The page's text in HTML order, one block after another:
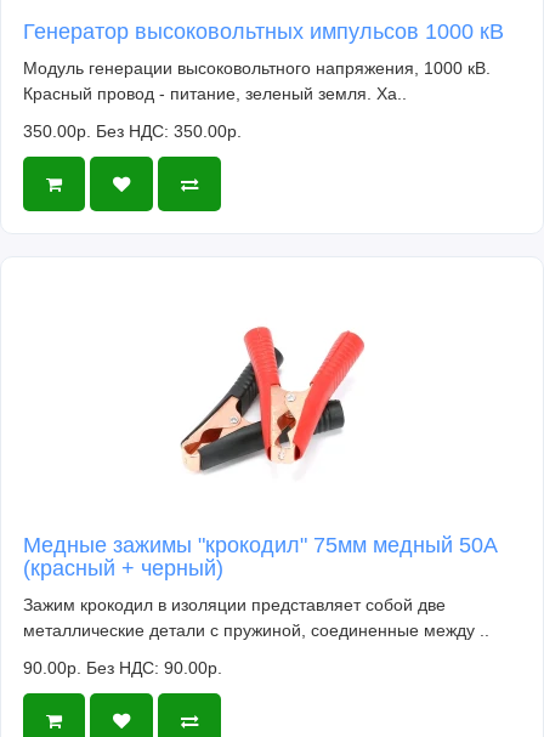
Генератор высоковольтных импульсов 1000 кВ
Модуль генерации высоковольтного напряжения, 1000 кВ.
Красный провод - питание, зеленый земля. Ха..
350.00р. Без НДС: 350.00р.
Медные зажимы "крокодил" 75мм медный 50A
(красный + черный)
Зажим крокодил в изоляции представляет собой две
металлические детали с пружиной, соединенные между ..
90.00р. Без НДС: 90.00р.